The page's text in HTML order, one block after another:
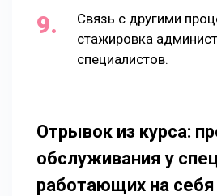
Связь с другими
стажировка
специалистов.
Отрывок из курса:
обслуживания у
работающих на себя